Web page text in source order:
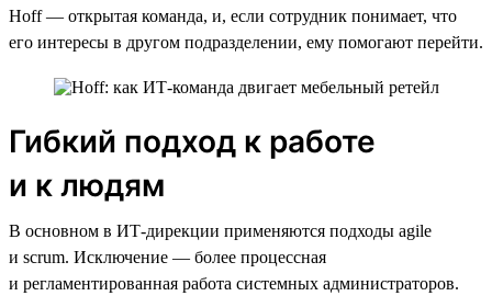
Hoff — открытая команда, и, если сотрудник понимает, что
его интересы в другом подразделении, ему помогают перейти.
Гибкий подход к работе
и к людям
В основном в ИТ-дирекции применяются подходы agile
и scrum. Исключение — более процессная
и регламентированная работа системных администраторов.